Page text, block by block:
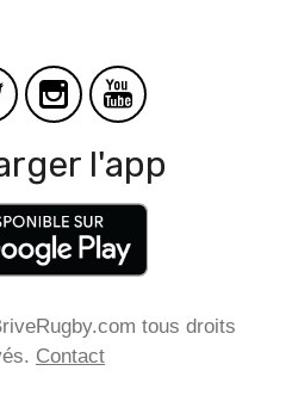
l'app
tous droits
Contact